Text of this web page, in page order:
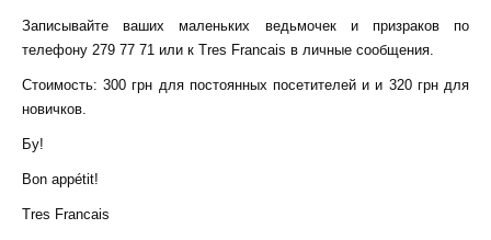
Записывайте ваших маленьких ведьмочек и призраков по
телефону 279 77 71 или к Tres Francais в личные сообщения.
Стоимость: 300 грн для постоянных посетителей и и 320 грн для
новичков.
Бу!
Bon appétit!
Tres Francais